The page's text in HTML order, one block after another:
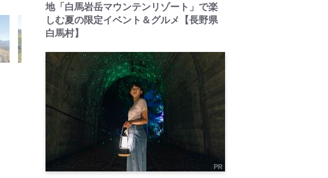
地「白馬岩岳マウンテンリゾート」で楽
しむ夏の限定イベント＆グルメ【長野県
白馬村】
PR